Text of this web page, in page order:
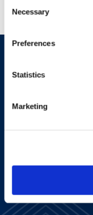
Selection
Necessary
Preferences
Statistics
Marketing
new
programs.